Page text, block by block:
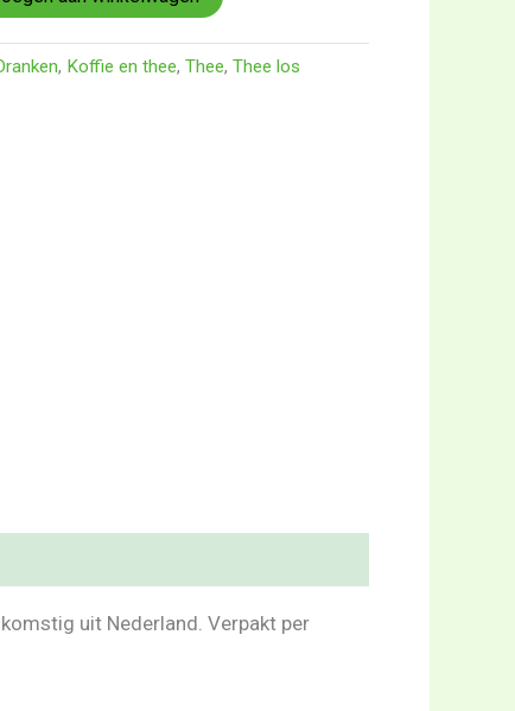
, Koffie en thee, Thee, Thee los
uit Nederland. Verpakt per